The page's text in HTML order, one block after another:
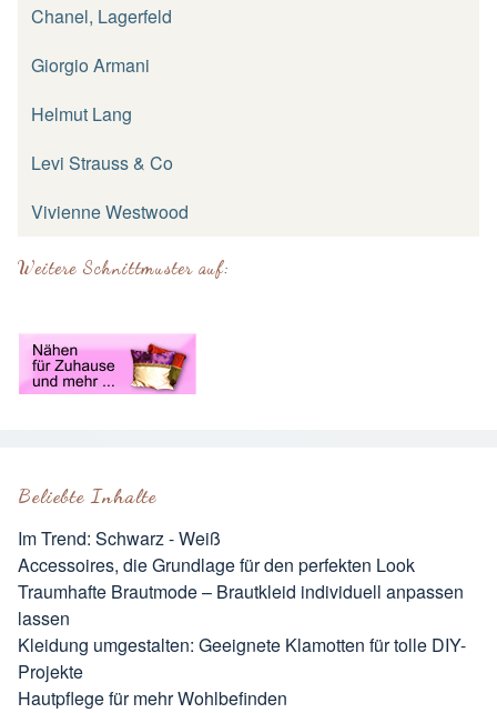
Beliebte Inhalte
Im Trend: Schwarz - Weiß
Accessoires, die Grundlage für den perfekten Look
Traumhafte Brautmode – Brautkleid individuell anpassen
lassen
Kleidung umgestalten: Geeignete Klamotten für tolle DIY-
Projekte
Hautpflege für mehr Wohlbefinden
Chanel, Lagerfeld
Giorgio Armani
Helmut Lang
Levi Strauss & Co
Vivienne Westwood
Weitere Schnittmuster auf: